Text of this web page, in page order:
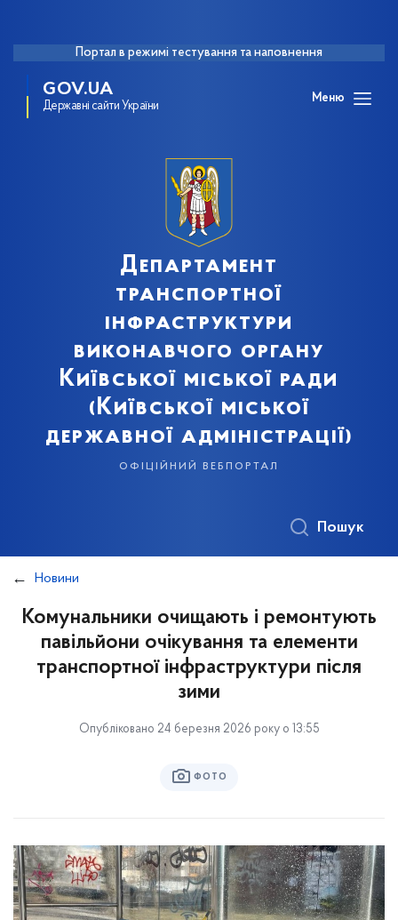
Портал в режимі тестування та наповнення
GOV.UA
Державні сайти України
Меню
Департамент
транспортної
інфраструктури
виконавчого органу
Київської міської ради
(Київської міської
державної адміністрації)
офіційний вебпортал
Пошук
Новини
Комунальники очищають і ремонтують
павільйони очікування та елементи
транспортної інфраструктури після
зими
Опубліковано 24 березня 2026 року о 13:55
ФОТО